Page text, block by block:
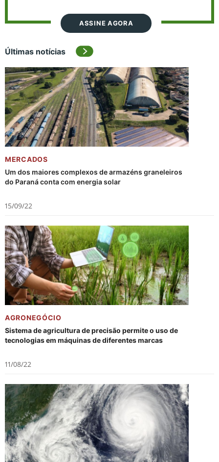
ASSINE AGORA
Últimas notícias
MERCADOS
Um dos maiores complexos de armazéns graneleiros
do Paraná conta com energia solar
15/09/22
AGRONEGÓCIO
Sistema de agricultura de precisão permite o uso de
tecnologias em máquinas de diferentes marcas
11/08/22